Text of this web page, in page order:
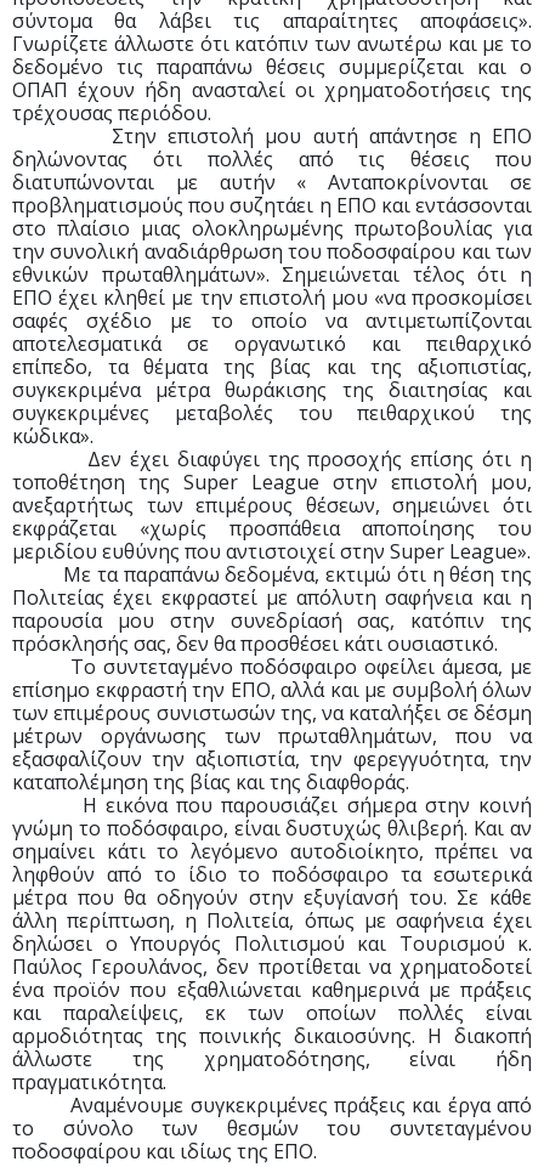
σύντομα θα λάβει τις απαραίτητες αποφάσεις».
Γνωρίζετε άλλωστε ότι κατόπιν των ανωτέρω και με το
δεδομένο τις παραπάνω θέσεις συμμερίζεται και ο
ΟΠΑΠ έχουν ήδη ανασταλεί οι χρηματοδοτήσεις της
τρέχουσας περιόδου.
Στην επιστολή μου αυτή απάντησε η ΕΠΟ
δηλώνοντας ότι πολλές από τις θέσεις που
διατυπώνονται με αυτήν « Ανταποκρίνονται σε
προβληματισμούς που συζητάει η ΕΠΟ και εντάσσονται
στο πλαίσιο μιας ολοκληρωμένης πρωτοβουλίας για
την συνολική αναδιάρθρωση του ποδοσφαίρου και των
εθνικών πρωταθλημάτων». Σημειώνεται τέλος ότι η
ΕΠΟ έχει κληθεί με την επιστολή μου «να προσκομίσει
σαφές σχέδιο με το οποίο να αντιμετωπίζονται
αποτελεσματικά σε οργανωτικό και πειθαρχικό
επίπεδο, τα θέματα της βίας και της αξιοπιστίας,
συγκεκριμένα μέτρα θωράκισης της διαιτησίας και
συγκεκριμένες μεταβολές του πειθαρχικού της
κώδικα».
Δεν έχει διαφύγει της προσοχής επίσης ότι η
τοποθέτηση της Super League στην επιστολή μου,
ανεξαρτήτως των επιμέρους θέσεων, σημειώνει ότι
εκφράζεται «χωρίς προσπάθεια αποποίησης του
μεριδίου ευθύνης που αντιστοιχεί στην Super League».
Με τα παραπάνω δεδομένα, εκτιμώ ότι η θέση της
Πολιτείας έχει εκφραστεί με απόλυτη σαφήνεια και η
παρουσία μου στην συνεδρίασή σας, κατόπιν της
πρόσκλησής σας, δεν θα προσθέσει κάτι ουσιαστικό.
Το συντεταγμένο ποδόσφαιρο οφείλει άμεσα, με
επίσημο εκφραστή την ΕΠΟ, αλλά και με συμβολή όλων
των επιμέρους συνιστωσών της, να καταλήξει σε δέσμη
μέτρων οργάνωσης των πρωταθλημάτων, που να
εξασφαλίζουν την αξιοπιστία, την φερεγγυότητα, την
καταπολέμηση της βίας και της διαφθοράς.
Η εικόνα που παρουσιάζει σήμερα στην κοινή
γνώμη το ποδόσφαιρο, είναι δυστυχώς θλιβερή. Και αν
σημαίνει κάτι το λεγόμενο αυτοδιοίκητο, πρέπει να
ληφθούν από το ίδιο το ποδόσφαιρο τα εσωτερικά
μέτρα που θα οδηγούν στην εξυγίανσή του. Σε κάθε
άλλη περίπτωση, η Πολιτεία, όπως με σαφήνεια έχει
δηλώσει ο Υπουργός Πολιτισμού και Τουρισμού κ.
Παύλος Γερουλάνος, δεν προτίθεται να χρηματοδοτεί
ένα προϊόν που εξαθλιώνεται καθημερινά με πράξεις
και παραλείψεις, εκ των οποίων πολλές είναι
αρμοδιότητας της ποινικής δικαιοσύνης. Η διακοπή
άλλωστε της χρηματοδότησης, είναι ήδη
πραγματικότητα.
Αναμένουμε συγκεκριμένες πράξεις και έργα από
το σύνολο των θεσμών του συντεταγμένου
ποδοσφαίρου και ιδίως της ΕΠΟ.